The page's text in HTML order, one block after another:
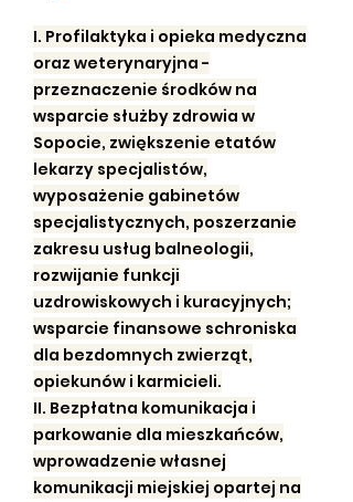
I. Profilaktyka i opieka medyczna
oraz weterynaryjna -
przeznaczenie środków na
wsparcie służby zdrowia w
Sopocie, zwiększenie etatów
lekarzy specjalistów,
wyposażenie gabinetów
specjalistycznych, poszerzanie
zakresu usług balneologii,
rozwijanie funkcji
uzdrowiskowych i kuracyjnych;
wsparcie finansowe schroniska
dla bezdomnych zwierząt,
opiekunów i karmicieli.
II. Bezpłatna komunikacja i
parkowanie dla mieszkańców,
wprowadzenie własnej
komunikacji miejskiej opartej na